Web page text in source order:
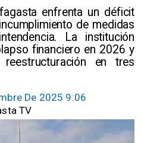
enfrenta un déficit
de medidas
La institución
financiero en 2026 y
en tres
De 2025 9:06
TV